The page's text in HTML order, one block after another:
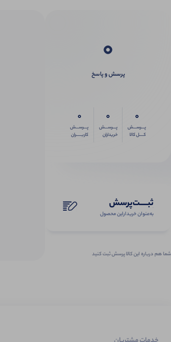
0
پرسش و پاسخ
0
پـــرســـش
کــــل کالا
0
پـــرســـش
خریداران
0
پـــرســـش
کاربـــــران
ثبـــــت‌پرسش
به‌عنوان ‌خریدار‌این‌ محصول
شما هم درباره این کالا پرسش ثبت کنید